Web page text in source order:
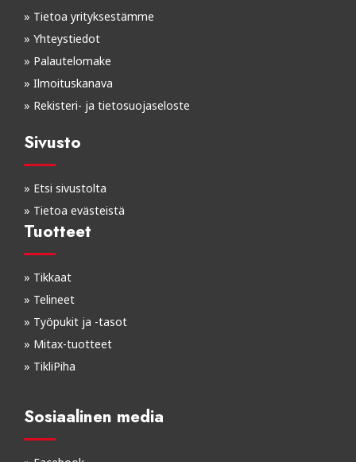
» Tietoa yrityksestämme
» Yhteystiedot
» Palautelomake
» Ilmoituskanava
» Rekisteri- ja tietosuojaseloste
Sivusto
» Etsi sivustolta
» Tietoa evästeistä
Tuotteet
» Tikkaat
» Telineet
» Työpukit ja -tasot
» Mitax-tuotteet
» TikliPiha
Sosiaalinen media